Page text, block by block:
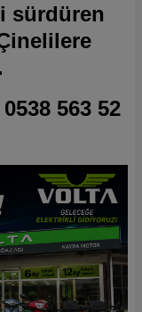
sürdüren
563 52